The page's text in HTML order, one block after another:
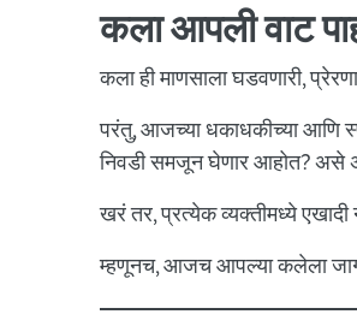
कला आपली वाट
कला ही माणसाला घडवणारी,
परंतु, आजच्या धकाधकीच्या आणि
निवडी समजून घेणार आहोत?
खरं तर, प्रत्येक व्यक्तीमध्ये
म्हणूनच, आजच आपल्या कलेला जागं